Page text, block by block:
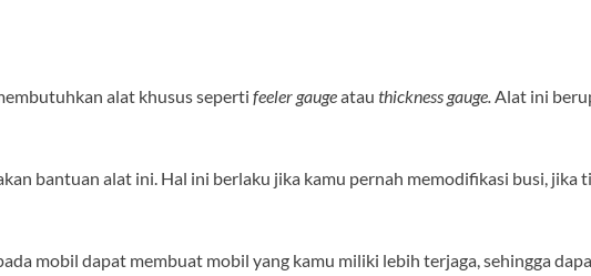
alat khusus seperti feeler gaugeatau thickness gauge.Alat ini
bantuan alat ini. Hal ini berlaku jika kamu pernah memodifikasi busi, jika
mobil dapat membuat mobil yang kamu miliki lebih terjaga, sehingga